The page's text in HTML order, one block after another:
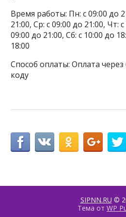
Время работы: Пн: с 09:00 до
21:00, Ср: с 09:00 до 21:00, Чт:
09:00 до 21:00, Сб: с 10:00 до
18:00
Способ оплаты: Оплата
коду
SIPNN.RU ©
Тема от WP